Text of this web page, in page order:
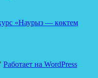
«Наурыз — көктем
Работает на WordPress